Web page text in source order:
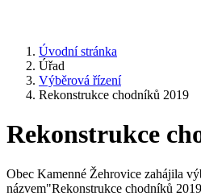
Úvodní stránka
Úřad
Výběrová řízení
Rekonstrukce chodníků 2019
Rekonstrukce
Obec Kamenné Žehrovice zahájila
názvem"Rekonstrukce chodníků